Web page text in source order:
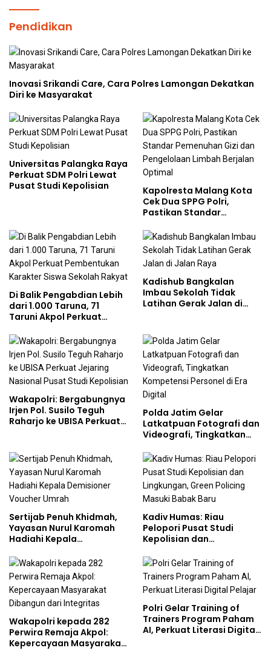
Pendidikan
Inovasi Srikandi Care, Cara Polres Lamongan Dekatkan
Diri ke Masyarakat
Universitas Palangka Raya
Perkuat SDM Polri Lewat
Pusat Studi Kepolisian
Kapolresta Malang Kota
Cek Dua SPPG Polri,
Pastikan Standar
Pengelolaan Limbah
Berjalan Optimal
Di Balik Pengabdian Lebih
dari 1.000 Taruna, 71
Taruni Akpol Perkuat
Siswa Sekolah Rakyat
Kadishub Bangkalan
Imbau Sekolah Tidak
Latihan Gerak Jalan di
Wakapolri: Bergabungnya
Irjen Pol. Susilo Teguh
Raharjo ke UBISA Perkuat
Polda Jatim Gelar
Latkatpuan Fotografi dan
Videografi, Tingkatkan
Era Digital
Sertijab Penuh Khidmah,
Yayasan Nurul Karomah
Hadiahi Kepala
Umrah
Kadiv Humas: Riau
Pelopori Pusat Studi
Kepolisian dan
Policing Masuki Babak
Baru
Wakapolri kepada 282
Perwira Remaja Akpol:
Kepercayaan Masyarakat
Polri Gelar Training of
Trainers Program Paham
AI, Perkuat Literasi Digital